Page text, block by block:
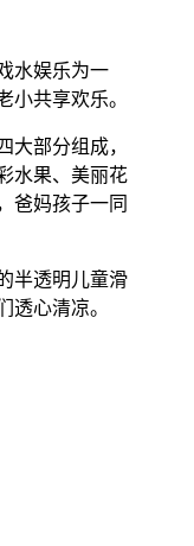
水娱乐为一
小共享欢乐。
大部分组成，
水果、美丽花
爸妈孩子一同
半透明儿童滑
透心清凉。